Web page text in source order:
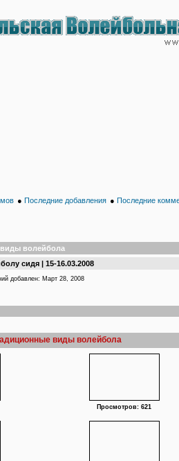
● Последние добавления ● Последние
волейбола
сидя | 15-16.03.2008
добавлен: Март 28, 2008
виды волейбола
Просмотров: 621